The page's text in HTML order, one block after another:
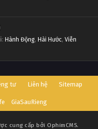
: Hành Động, Hài Hước, Viễn
tư Liên hệ Sitemap
GiaSauRieng
cung cấp bởi OphimCMS.